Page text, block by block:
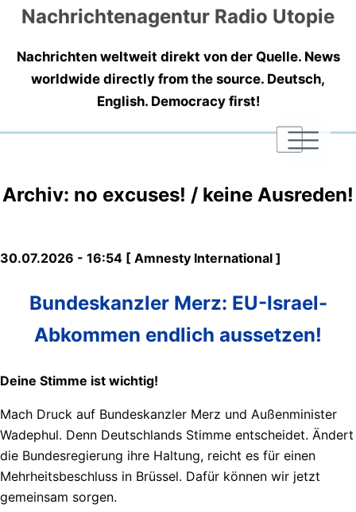
Nachrichtenagentur Radio Utopie
Nachrichten weltweit direkt von der Quelle. News
worldwide directly from the source. Deutsch,
English. Democracy first!
|
|
|
Archiv: no excuses! / keine Ausreden!
30.07.2026 - 16:54 [ Amnesty International ]
Bundeskanzler Merz: EU-Israel-
Abkommen endlich aussetzen!
Deine Stimme ist wichtig!
Mach Druck auf Bundeskanzler Merz und Außenminister
Wadephul. Denn Deutschlands Stimme entscheidet. Ändert
die Bundesregierung ihre Haltung, reicht es für einen
Mehrheitsbeschluss in Brüssel. Dafür können wir jetzt
gemeinsam sorgen.